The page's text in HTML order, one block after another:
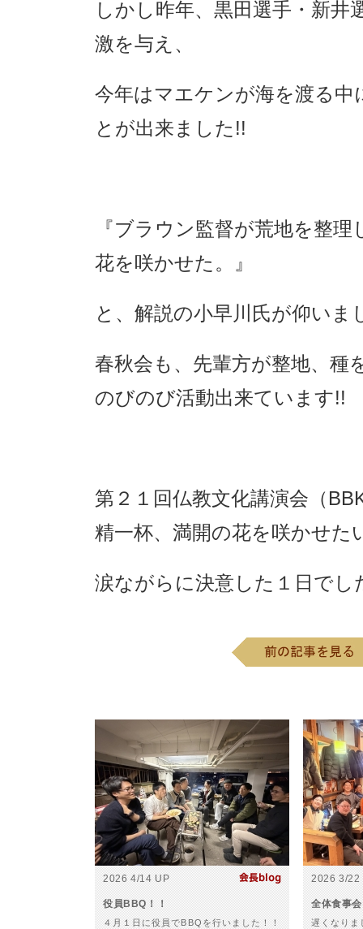
しかし昨年、黒田選手・新
激を与え、
今年はマエケンが海を渡る
とが出来ました!!
『ブラウン監督が荒地を整
花を咲かせた。』
と、解説の小早川氏が仰いま
春秋会も、先輩方が整地、種
のびのび活動出来ています!!
第２１回仏教文化講演会（
精一杯、満開の花を咲かせた
涙ながらに決意した１日でし
2026 4/14 UP
役員BBQ！！
４月１日に役員でBBQを行いました！！
2026 3/22
全体食事
遅くなりま